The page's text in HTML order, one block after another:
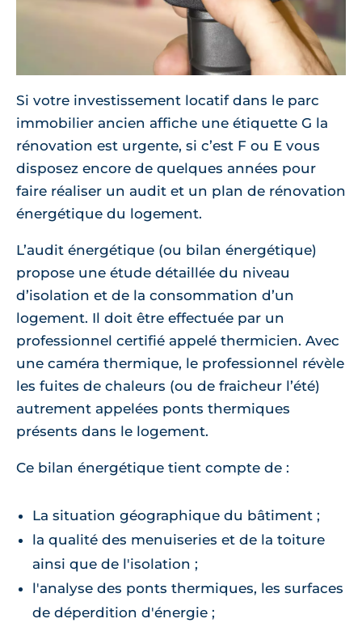
Si votre investissement locatif dans le parc
immobilier ancien affiche une étiquette G la
rénovation est urgente, si c’est F ou E vous
disposez encore de quelques années pour
faire réaliser un audit et un plan de rénovation
énergétique du logement.
L’audit énergétique (ou bilan énergétique)
propose une étude détaillée du niveau
d’isolation et de la consommation d’un
logement. Il doit être effectuée par un
professionnel certifié appelé thermicien. Avec
une caméra thermique, le professionnel révèle
les fuites de chaleurs (ou de fraicheur l’été)
autrement appelées ponts thermiques
présents dans le logement.
Ce bilan énergétique tient compte de :
La situation géographique du bâtiment ;
la qualité des menuiseries et de la toiture
ainsi que de l'isolation ;
l'analyse des ponts thermiques, les surfaces
de déperdition d'énergie ;